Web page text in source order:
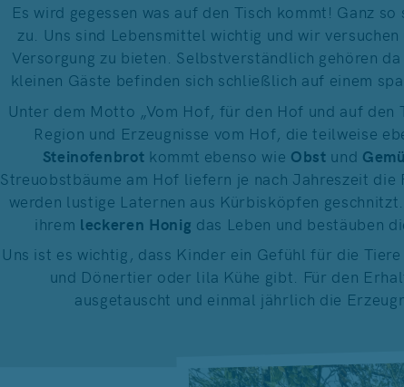
Es wird gegessen was auf den Tisch kommt! Ganz
zu. Uns sind Lebensmittel wichtig und wir
Versorgung zu bieten. Selbstverständlich gehören
kleinen Gäste befinden sich schließlich auf einem
Unter dem Motto „Vom Hof, für den Hof und auf
Region und Erzeugnisse vom Hof, die teilweise
Steinofenbrot kommt ebenso wie Obst und
Streuobstbäume am Hof liefern je nach Jahreszeit die
werden lustige Laternen aus Kürbisköpfen
ihrem leckeren Honig das Leben und bestäuben
Uns ist es wichtig, dass Kinder ein Gefühl für die
und Dönertier oder lila Kühe gibt. Für den
ausgetauscht und einmal jährlich die